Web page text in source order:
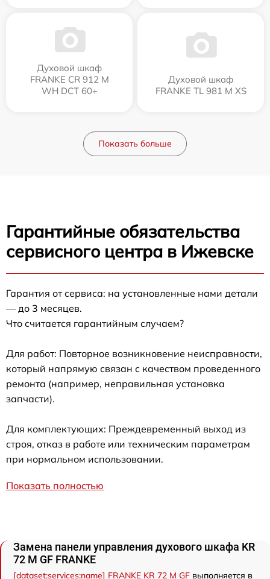
Духовой шкаф
FRANKE CR 912 M
WH DCT 60+
Духовой шкаф
FRANKE TL 981 M XS
Показать больше
Гарантийные обязательства
сервисного центра в Ижевске
Гарантия от сервиса: на установленные нами детали
— до 3 месяцев.
Что считается гарантийным случаем?
Для работ: Повторное возникновение неисправности,
который напрямую связан с качеством проведенного
ремонта (например, неправильная установка
запчасти).
Для комплектующих: Преждевременный выход из
строя, отказ в работе или техническим параметрам
при нормальном использовании.
Показать полностью
Замена панели управления духового шкафа KR
72 M GF FRANKE
[dataset:services:name] FRANKE KR 72 M GF выполняется в